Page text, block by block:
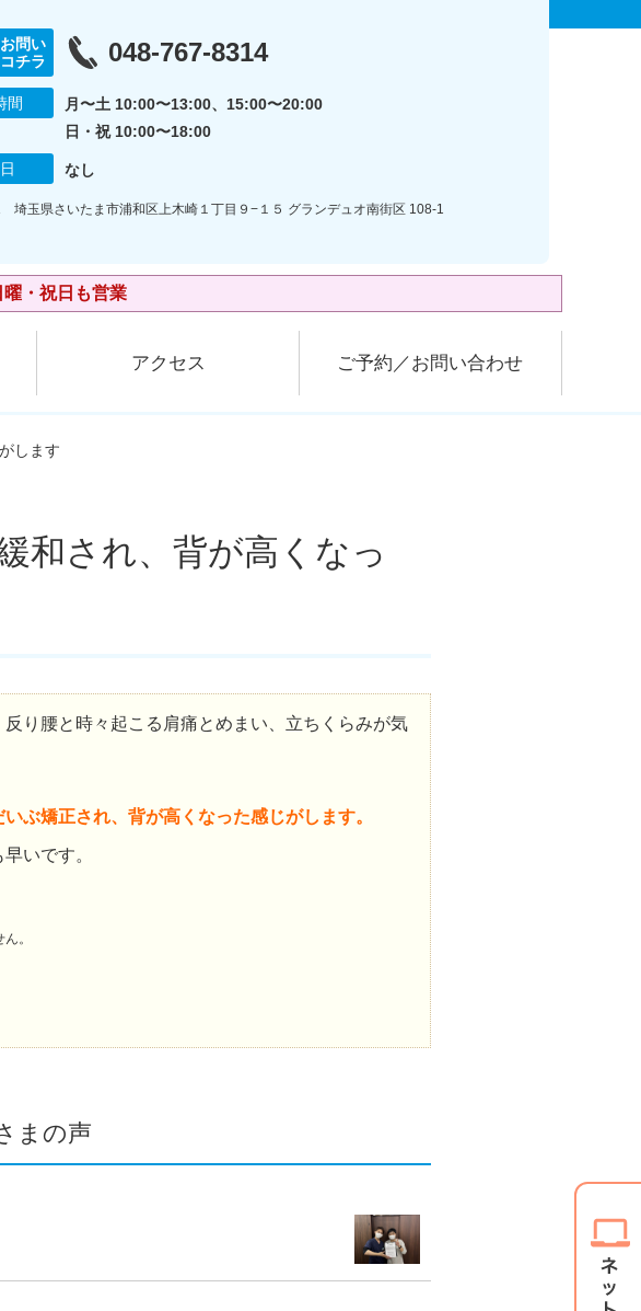
問い
チラ
048-767-8314
間
月〜土 10:00〜13:00、15:00〜20:00
日・祝 10:00〜18:00
なし
埼玉県さいたま市浦和区上木崎１丁目９−１５ グランデュオ南街区 108-1
・祝日も営業
アクセス ご予約／お問い合わせ
します
和され、背が高くなっ
り腰と時々起こる肩痛とめまい、立ちくらみが気
ぶ矯正され、背が高くなった感じがします。
いです。
。
まの声